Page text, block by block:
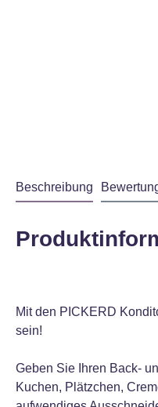
Beschreibung
Mit den PICKERD
sein!
Geben Sie Ihren Back-
Kuchen, Plätzchen,